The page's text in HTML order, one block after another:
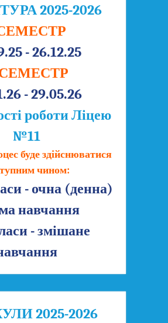
2025-2026
- 26.12.25
СЕМЕСТР
- 29.05.26
роботи Ліцею
№11
буде здійснюватися
чином:
- очна (денна)
навчання
- змішане
2025-2026